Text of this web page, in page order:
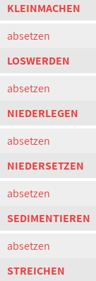
KLEINMACHEN
absetzen
LOSWERDEN
absetzen
NIEDERLEGEN
absetzen
NIEDERSETZEN
absetzen
SEDIMENTIEREN
absetzen
STREICHEN